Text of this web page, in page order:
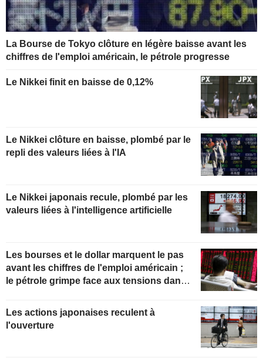
La Bourse de Tokyo clôture en légère baisse avant les
chiffres de l'emploi américain, le pétrole progresse
Le Nikkei finit en baisse de 0,12%
Le Nikkei clôture en baisse, plombé par le
repli des valeurs liées à l'IA
Le Nikkei japonais recule, plombé par les
valeurs liées à l'intelligence artificielle
Les bourses et le dollar marquent le pas
avant les chiffres de l'emploi américain ;
le pétrole grimpe face aux tensions dans
Les actions japonaises reculent à
l'ouverture